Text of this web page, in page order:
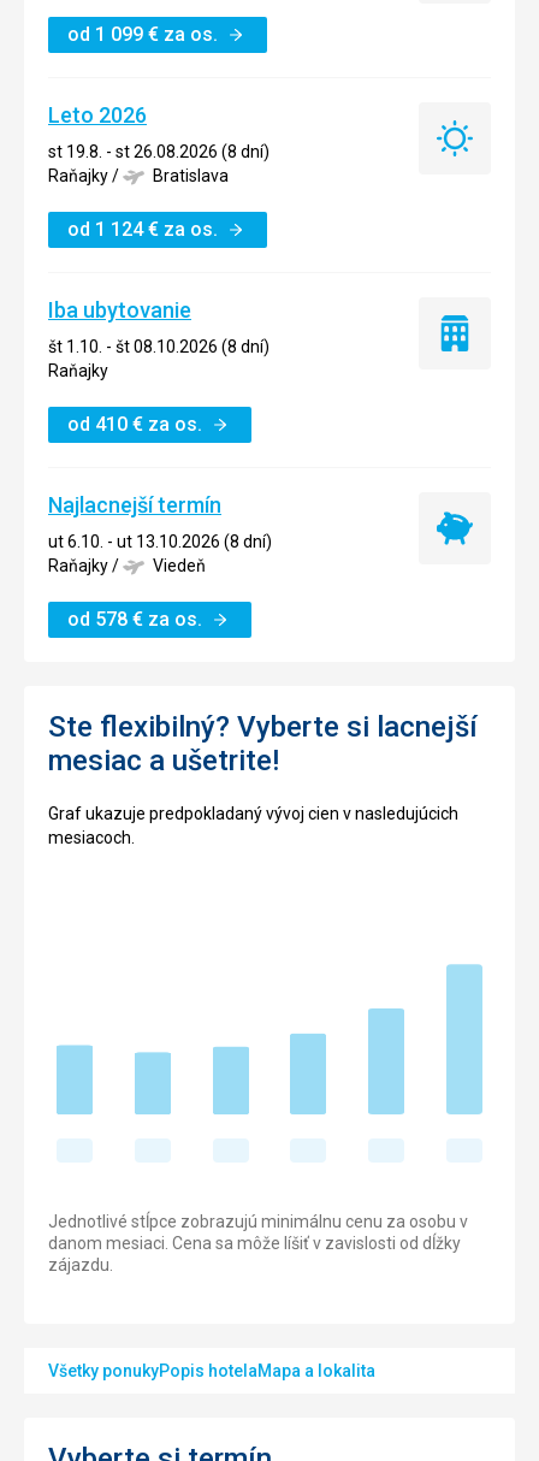
od 1 099 € za os.
Leto 2026
st 19.8. - st 26.08.2026 (8 dní)
Raňajky/ Bratislava
od 1 124€ za os.
Leto
Iba ubytovanie
št 1.10. - št 08.10.2026 (8 dní)
Raňajky
od 410 € za os.
Iba
Najlacnejší termín
ut 6.10. - ut 13.10.2026 (8 dní)
Raňajky/ Viedeň
od 578 € za os.
Najlacnejší
Ste flexibilný? Vyberte si lacnejší
mesiac a ušetrite!
Graf ukazuje predpokladaný vývoj cien v nasledujúcich
mesiacoch.
Jednotlivé stĺpce zobrazujú minimálnu cenu za osobu v
danom mesiaci. Cena sa môže líšiť v zavislosti od dĺžky
zájazdu.
Všetky ponukyPopis hotelaMapa a lokalita